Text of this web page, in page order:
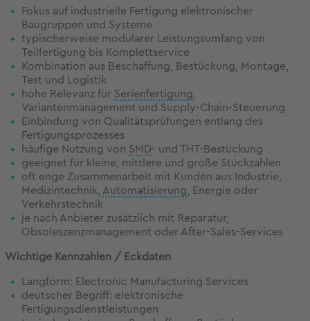
Fokus auf industrielle Fertigung elektronischer
Baugruppen und Systeme
typischerweise modularer Leistungsumfang von
Teilfertigung bis Komplettservice
Kombination aus Beschaffung, Bestückung, Montage,
Test und Logistik
hohe Relevanz für Serienfertigung
Variantenmanagement und Supply-Chain-Steuerung
Einbindung von Qualitätsprüfungen entlang des
Fertigungsprozesses
häufige Nutzung von SMD- und THT-Bestückung
geeignet für kleine, mittlere und große Stückzahlen
oft enge Zusammenarbeit mit Kunden aus Industrie,
Medizintechnik, Automatisierung , Energie oder
Verkehrstechnik
je nach Anbieter zusätzlich mit Reparatur,
Obsoleszenzmanagement oder After-Sales-Services
Wichtige Kennzahlen / Eckdaten
Langform: Electronic Manufacturing Services
deutscher Begriff: elektronische
Fertigungsdienstleistungen